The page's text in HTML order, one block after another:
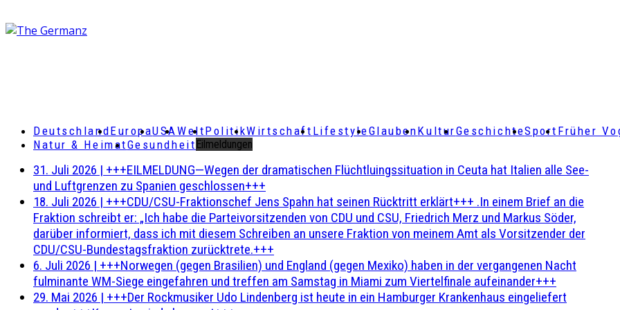
DeutschlandEuropaUSAWeltPolitikWirtschaft LifestyleGlaubenKulturGeschichteSport Früher
Natur & HeimatGesundheit Eilmeldungen
31. Juli 2026 | +++EILMELDUNG—Wegen der dramatischen Flüchtluingssituation in Ceuta hat Italien alle See-
und Luftgrenzen zu Spanien geschlossen+++
18. Juli 2026 | +++CDU/CSU-Fraktionschef Jens Spahn hat seinen Rücktritt erklärt+++ .In einem Brief an die
Fraktion schreibt er: „Ich habe die Parteivorsitzenden von CDU und CSU, Friedrich Merz und Markus Söder,
darüber informiert, dass ich mit diesem Schreiben an unsere Fraktion von meinem Amt als Vorsitzender der
CDU/CSU-Bundestagsfraktion zurücktrete.+++
6. Juli 2026 | +++Norwegen (gegen Brasilien) und England (gegen Mexiko) haben in der vergangenen Nacht
fulminante WM-Siege eingefahren und treffen am Samstag in Miami zum Viertelfinale aufeinander+++
29. Mai 2026 | +++Der Rockmusiker Udo Lindenberg ist heute in ein Hamburger Krankenhaus eingeliefert